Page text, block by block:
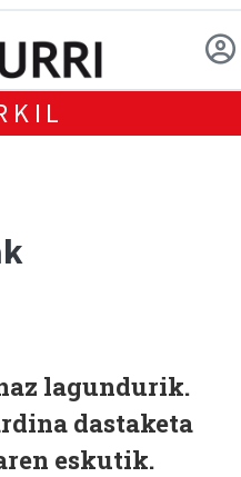
lagundurik.
dastaketa
eskutik.